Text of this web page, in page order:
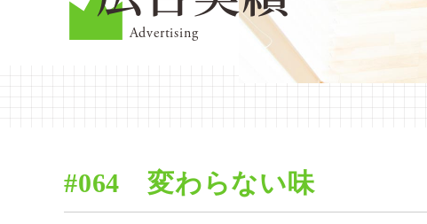
Advertising
#064 変わらない味